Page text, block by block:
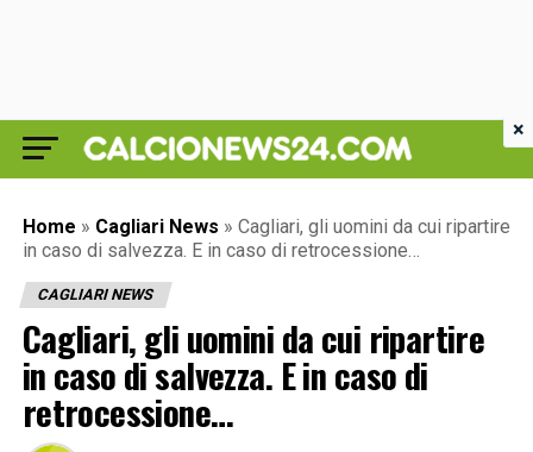
Home » Cagliari News » Cagliari, gli uomini da cui ripartire
in caso di salvezza. E in caso di retrocessione…
CAGLIARI NEWS
Cagliari, gli uomini da cui ripartire
in caso di salvezza. E in caso di
retrocessione…
×